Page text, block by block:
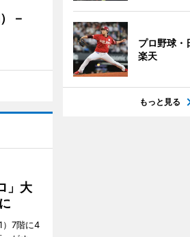
－
」大
）7階に4
プロ野球
楽天
もっと見る